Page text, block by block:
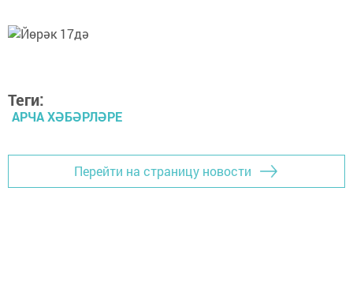
Теги:
АРЧА ХӘБӘРЛӘРЕ
Перейти на страницу новости